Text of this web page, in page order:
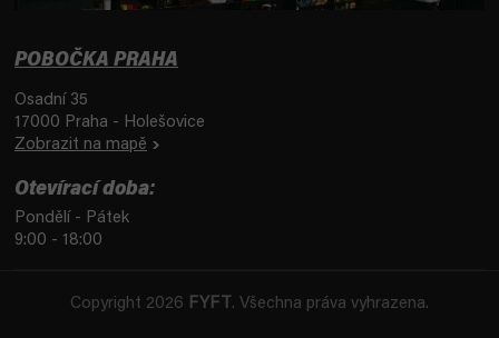
POBOČKA PRAHA
Osadní 35
17000 Praha - Holešovice
Zobrazit na mapě
Otevírací doba:
Pondělí - Pátek
9:00 - 18:00
Copyright 2026 FYFT . Všechna práva vyhrazena.